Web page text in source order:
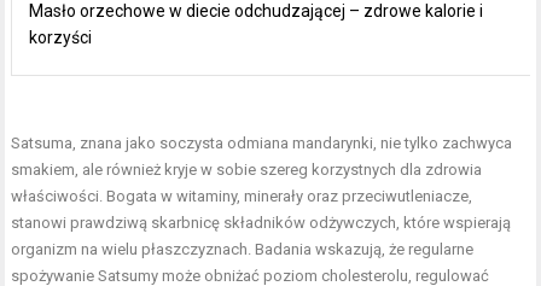
Masło orzechowe w diecie odchudzającej – zdrowe kalorie i
korzyści
Satsuma, znana jako soczysta odmiana mandarynki, nie tylko zachwyca
smakiem, ale również kryje w sobie szereg korzystnych dla zdrowia
właściwości. Bogata w witaminy, minerały oraz przeciwutleniacze,
stanowi prawdziwą skarbnicę składników odżywczych, które wspierają
organizm na wielu płaszczyznach. Badania wskazują, że regularne
spożywanie Satsumy może obniżać poziom cholesterolu, regulować